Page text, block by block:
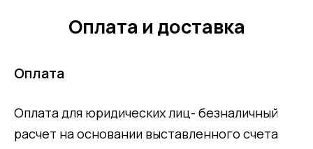
Оплата и доставка
Оплата
Оплата для юридических лиц- безналичный
расчет на основании выставленного счета